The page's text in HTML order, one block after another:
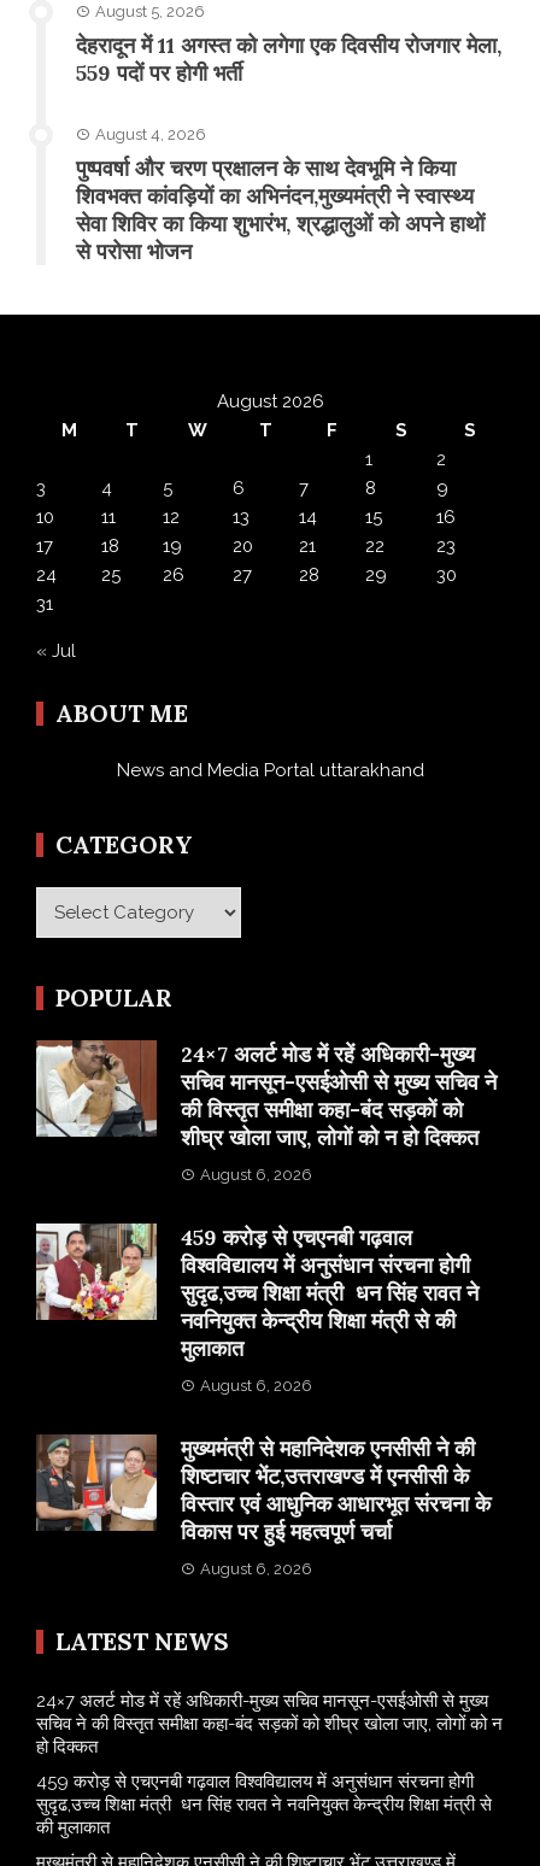
August 5, 2026
​देहरादून में 11 अगस्त को लगेगा एक दिवसीय रोजगार मेला,
559 पदों पर होगी भर्ती
August 4, 2026
पुष्पवर्षा और चरण प्रक्षालन के साथ देवभूमि ने किया
शिवभक्त कांवड़ियों का अभिनंदन,मुख्यमंत्री ने स्वास्थ्य
सेवा शिविर का किया शुभारंभ, श्रद्धालुओं को अपने हाथों
से परोसा भोजन
August 2026
M
T W T F S
S
1
2
3
4 5 6 7 8
9
10
11 12 13 14 15
16
17
18 19 20 21 22
23
24
25 26 27 28 29
30
31
« Jul
ABOUT ME
News and Media Portal uttarakhand
CATEGORY
Category
POPULAR
24×7 अलर्ट मोड में रहें अधिकारी-मुख्य
सचिव मानसून-एसईओसी से मुख्य सचिव ने
की विस्तृत समीक्षा कहा-बंद सड़कों को
शीघ्र खोला जाए, लोगों को न हो दिक्कत
August 6, 2026
459 करोड़ से एचएनबी गढ़वाल
विश्वविद्यालय में अनुसंधान संरचना होगी
सुदृढ,उच्च शिक्षा मंत्री धन सिंह रावत ने
नवनियुक्त केन्द्रीय शिक्षा मंत्री से की
मुलाकात
August 6, 2026
मुख्यमंत्री से महानिदेशक एनसीसी ने की
शिष्टाचार भेंट,उत्तराखण्ड में एनसीसी के
विस्तार एवं आधुनिक आधारभूत संरचना के
विकास पर हुई महत्वपूर्ण चर्चा
August 6, 2026
LATEST NEWS
24×7 अलर्ट मोड में रहें अधिकारी-मुख्य सचिव मानसून-एसईओसी से मुख्य
सचिव ने की विस्तृत समीक्षा कहा-बंद सड़कों को शीघ्र खोला जाए, लोगों को न
हो दिक्कत
459 करोड़ से एचएनबी गढ़वाल विश्वविद्यालय में अनुसंधान संरचना होगी
सुदृढ,उच्च शिक्षा मंत्री धन सिंह रावत ने नवनियुक्त केन्द्रीय शिक्षा मंत्री से
की मुलाकात